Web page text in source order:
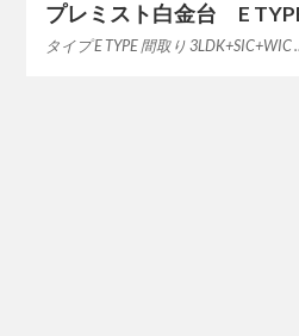
プレミスト白金台 E
タイプ E TYPE 間取り 3LDK+SIC+WIC